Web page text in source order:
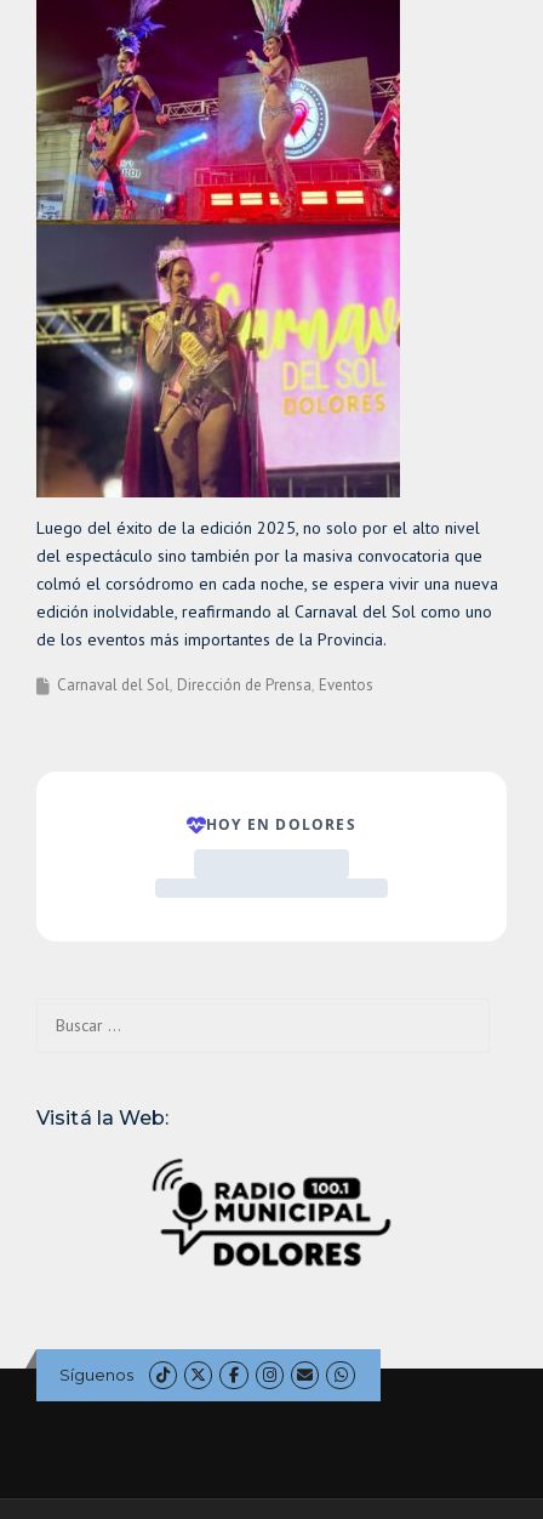
Luego del éxito de la edición 2025, no solo por el alto nivel
del espectáculo sino también por la masiva convocatoria que
colmó el corsódromo en cada noche, se espera vivir una nueva
edición inolvidable, reafirmando al Carnaval del Sol como uno
de los eventos más importantes de la Provincia.
Carnaval del Sol Dirección de Prensa Eventos
Visitá la Web:
Síguenos